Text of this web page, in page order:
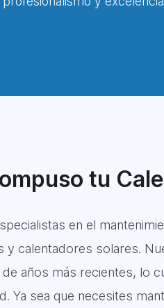
tu
en el
calentadores solares.
años más recientes, lo
Ya sea que necesites